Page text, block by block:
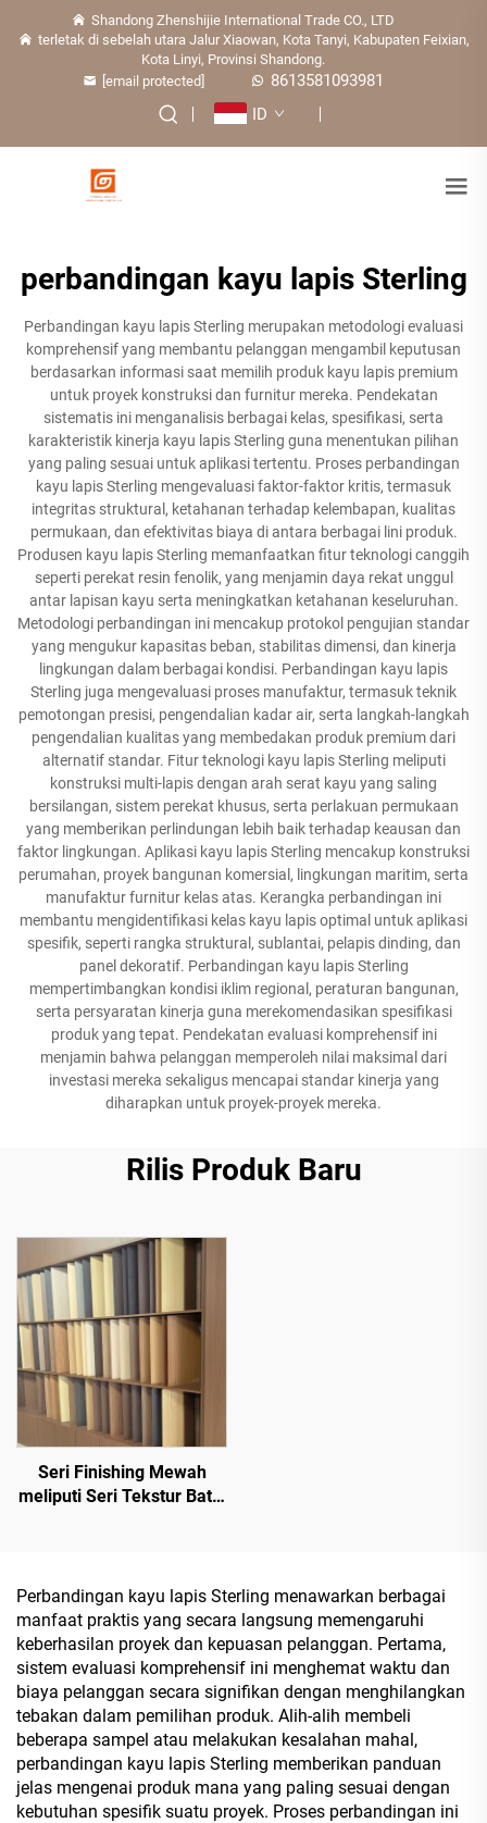
Shandong Zhenshijie International Trade CO., LTD
terletak di sebelah utara Jalur Xiaowan, Kota Tanyi, Kabupaten Feixian,
Kota Linyi, Provinsi Shandong.
[email protected]
8613581093981
ID
perbandingan kayu lapis Sterling
Perbandingan kayu lapis Sterling merupakan metodologi evaluasi
komprehensif yang membantu pelanggan mengambil keputusan
berdasarkan informasi saat memilih produk kayu lapis premium
untuk proyek konstruksi dan furnitur mereka. Pendekatan
sistematis ini menganalisis berbagai kelas, spesifikasi, serta
karakteristik kinerja kayu lapis Sterling guna menentukan pilihan
yang paling sesuai untuk aplikasi tertentu. Proses perbandingan
kayu lapis Sterling mengevaluasi faktor-faktor kritis, termasuk
integritas struktural, ketahanan terhadap kelembapan, kualitas
permukaan, dan efektivitas biaya di antara berbagai lini produk.
Produsen kayu lapis Sterling memanfaatkan fitur teknologi canggih
seperti perekat resin fenolik, yang menjamin daya rekat unggul
antar lapisan kayu serta meningkatkan ketahanan keseluruhan.
Metodologi perbandingan ini mencakup protokol pengujian standar
yang mengukur kapasitas beban, stabilitas dimensi, dan kinerja
lingkungan dalam berbagai kondisi. Perbandingan kayu lapis
Sterling juga mengevaluasi proses manufaktur, termasuk teknik
pemotongan presisi, pengendalian kadar air, serta langkah-langkah
pengendalian kualitas yang membedakan produk premium dari
alternatif standar. Fitur teknologi kayu lapis Sterling meliputi
konstruksi multi-lapis dengan arah serat kayu yang saling
bersilangan, sistem perekat khusus, serta perlakuan permukaan
yang memberikan perlindungan lebih baik terhadap keausan dan
faktor lingkungan. Aplikasi kayu lapis Sterling mencakup konstruksi
perumahan, proyek bangunan komersial, lingkungan maritim, serta
manufaktur furnitur kelas atas. Kerangka perbandingan ini
membantu mengidentifikasi kelas kayu lapis optimal untuk aplikasi
spesifik, seperti rangka struktural, sublantai, pelapis dinding, dan
panel dekoratif. Perbandingan kayu lapis Sterling
mempertimbangkan kondisi iklim regional, peraturan bangunan,
serta persyaratan kinerja guna merekomendasikan spesifikasi
produk yang tepat. Pendekatan evaluasi komprehensif ini
menjamin bahwa pelanggan memperoleh nilai maksimal dari
investasi mereka sekaligus mencapai standar kinerja yang
diharapkan untuk proyek-proyek mereka.
Rilis Produk Baru
Seri Finishing Mewah
meliputi Seri Tekstur Batu,
Puitis Oriental untuk MDF,
Chipboard, Papan Partikel,
Kayu Lapis, dan Papan
Blok
Perbandingan kayu lapis Sterling menawarkan berbagai
manfaat praktis yang secara langsung memengaruhi
keberhasilan proyek dan kepuasan pelanggan. Pertama,
sistem evaluasi komprehensif ini menghemat waktu dan
biaya pelanggan secara signifikan dengan menghilangkan
tebakan dalam pemilihan produk. Alih-alih membeli
beberapa sampel atau melakukan kesalahan mahal,
perbandingan kayu lapis Sterling memberikan panduan
jelas mengenai produk mana yang paling sesuai dengan
kebutuhan spesifik suatu proyek. Proses perbandingan ini